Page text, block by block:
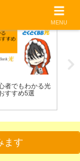
者でもわかる光
すすめ5選
ます
MENU